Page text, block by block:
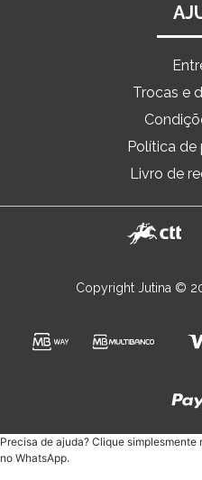
Trocas e
Política de
Livro de
Copyright Jutina ©
Precisa de ajuda? Clique
no WhatsApp.